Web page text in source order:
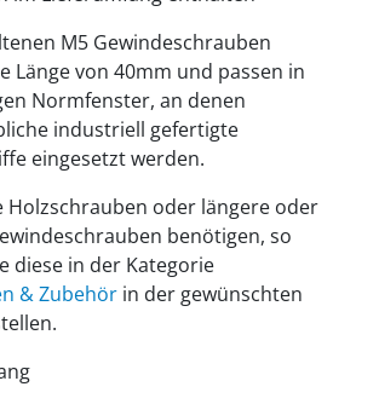
M5 Gewindeschrauben
Länge von 40mm und passen in
Normfenster, an denen
industriell gefertigte
eingesetzt werden.
Holzschrauben oder längere oder
benötigen, so
diese in der Kategorie
& Zubehör in der gewünschten